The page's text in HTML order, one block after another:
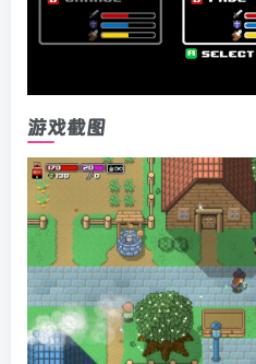
游戏截图